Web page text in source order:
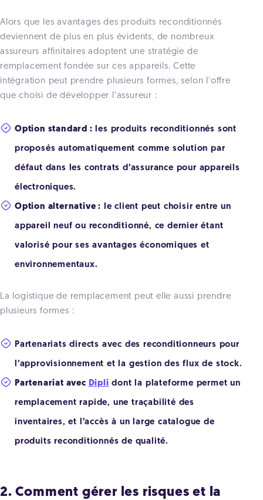
Alors que les avantages des produits reconditionnés
deviennent de plus en plus évidents, de nombreux
assureurs affinitaires adoptent une stratégie de
remplacement fondée sur ces appareils. Cette
intégration peut prendre plusieurs formes, selon l'offre
que choisi de développer l’assureur :
Option standard : les produits reconditionnés sont
proposés automatiquement comme solution par
défaut dans les contrats d’assurance pour appareils
électroniques.
Option alternative : le client peut choisir entre un
appareil neuf ou reconditionné, ce dernier étant
valorisé pour ses avantages économiques et
environnementaux.
La logistique de remplacement peut elle aussi prendre
plusieurs formes :
Partenariats directs avec des reconditionneurs pour
l’approvisionnement et la gestion des flux de stock.
Partenariat avec Dipli dont la plateforme permet un
remplacement rapide, une traçabilité des
inventaires, et l’accès à un large catalogue de
produits reconditionnés de qualité.
2. Comment gérer les risques et la